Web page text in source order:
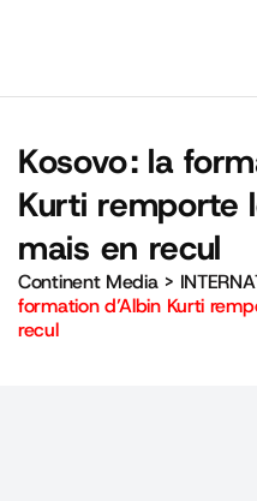
Kosovo : la
Kurti remporte
mais en recul
Continent Media>
formation d’Albin Kurti
recul